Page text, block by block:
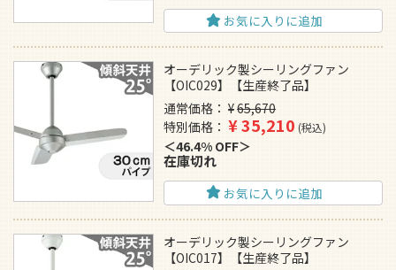
お気に入りに追加
オーデリック製シーリングファン
【OIC029】【生産終了品】
通常価格
¥65,670
特別価格
¥35,210 税込
46.4% OFF
在庫切れ
お気に入りに追加
オーデリック製シーリングファン
【OIC017】【生産終了品】